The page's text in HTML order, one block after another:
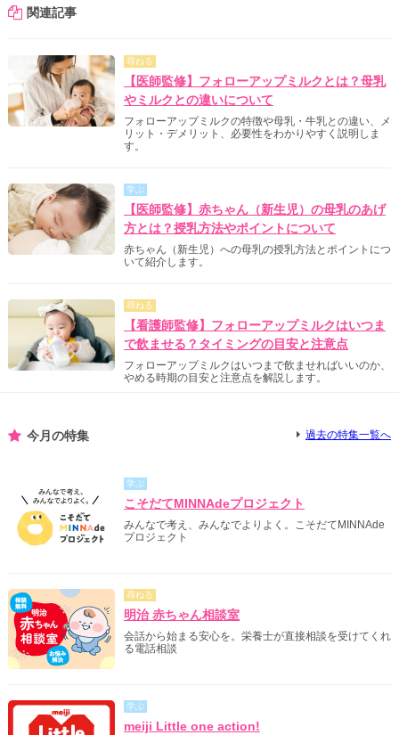
関連記事
尋ねる
【医師監修】フォローアップミルクとは？母乳
やミルクとの違いについて
フォローアップミルクの特徴や母乳・牛乳との違い、メ
リット・デメリット、必要性をわかりやすく説明しま
す。
学ぶ
【医師監修】赤ちゃん（新生児）の母乳のあげ
方とは？授乳方法やポイントについて
赤ちゃん（新生児）への母乳の授乳方法とポイントにつ
いて紹介します。
尋ねる
【看護師監修】フォローアップミルクはいつま
で飲ませる？タイミングの目安と注意点
フォローアップミルクはいつまで飲ませればいいのか、
やめる時期の目安と注意点を解説します。
今月の特集 過去の特集一覧へ
学ぶ
こそだてMINNAdeプロジェクト
みんなで考え、みんなでよりよく。こそだてMINNAde
プロジェクト
尋ねる
明治 赤ちゃん相談室
会話から始まる安心を。栄養士が直接相談を受けてくれ
る電話相談
学ぶ
meiji Little one action!